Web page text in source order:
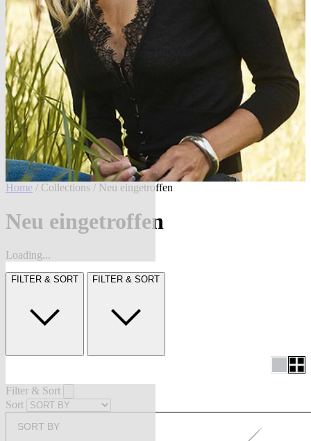
Home / Collections / Neu eingetroffen
Neu eingetroffen
Loading...
FILTER & SORT FILTER & SORT
Filter & Sort
Sort
SORT BY